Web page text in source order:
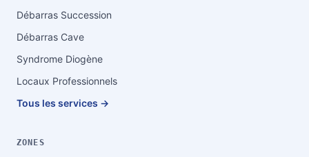
Débarras Succession
Débarras Cave
Syndrome Diogène
Locaux Professionnels
Tous les services →
ZONES